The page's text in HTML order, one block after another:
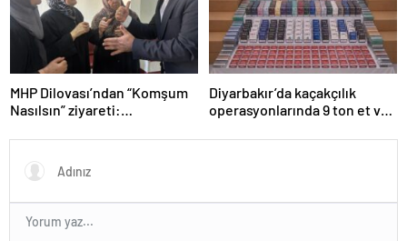
MHP Dilovası’ndan “Komşum
Nasılsın” ziyareti:
insan var”
Diyarbakır’da kaçakçılık
operasyonlarında 9 ton et ve
geçirildi